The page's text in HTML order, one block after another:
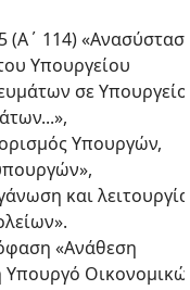
(Α΄ 114)
Υπουργείου
σε Υπουργείο
Υπουργών,
και λειτουργία
«Ανάθεση